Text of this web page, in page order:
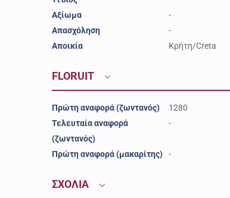
Αξίωμα
-
Απασχόληση
-
Αποικία
Κρήτη/Creta
FLORUIT
Πρώτη αναφορά (ζωντανός)
1280
Τελευταία αναφορά
(ζωντανός)
-
Πρώτη αναφορά (μακαρίτης) -
ΣΧΟΛΙΑ